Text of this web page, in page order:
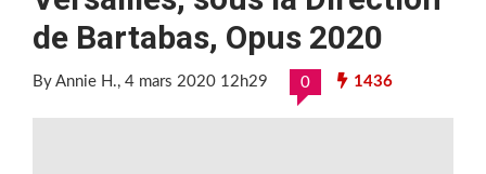
de Bartabas, Opus 2020
By Annie H., 4 mars 2020 12h29 0 1436